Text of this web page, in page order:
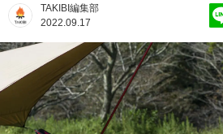
TAKIBI編集部
2022.09.17